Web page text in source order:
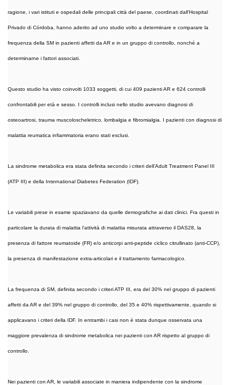
ragione, i vari istituti e ospedali delle principali città del paese, coordinati dall’Hospital
Privado di Córdoba, hanno aderito ad uno studio volto a determinare e comparare la
frequenza della SM in pazienti affetti da AR e in un gruppo di controllo, nonché a
determinarne i fattori associati.
Questo studio ha visto coinvolti 1033 soggetti, di cui 409 pazienti AR e 624 controlli
confrontabili per età e sesso. I controlli inclusi nello studio avevano diagnosi di
osteoartrosi, trauma muscoloscheletrico, lombalgia e fibromialgia. I pazienti con diagnosi di
malattia reumatica infiammatoria erano stati esclusi.
La sindrome metabolica era stata definita secondo i criteri dell’Adult Treatment Panel III
(ATP III) e della International Diabetes Federation (IDF).
Le variabili prese in esame spaziavano da quelle demografiche ai dati clinici. Fra questi in
particolare la durata di malattia l’attività di malattia misurata attraverso il DAS28, la
presenza di fattore reumatoide (FR) e/o anticorpi anti-peptide ciclico citrullinato (anti-CCP),
la presenza di manifestazione extra-articolari e il trattamento farmacologico.
La frequenza di SM, definita secondo i criteri ATP III, era del 30% nel gruppo di pazienti
affetti da AR e del 39% nel gruppo di controllo, del 35 e 40% rispettivamente, quando si
applicavano i criteri della IDF. In entrambi i casi non è stata dunque osservata una
maggiore prevalenza di sindrome metabolica nei pazienti con AR rispetto al gruppo di
controllo.
Nei pazienti con AR, le variabili associate in maniera indipendente con la sindrome